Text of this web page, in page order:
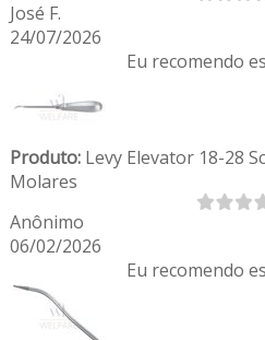
José F.
24/07/2026
Eu recomendo
Produto:Levy Elevator 18-28
Molares
Anônimo
06/02/2026
Eu recomendo